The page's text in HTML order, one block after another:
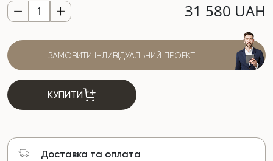
31 580 UAH
ЗАМОВИТИ ІНДИВІДУАЛЬНИЙ ПРОЕКТ
КУПИТИ
Доставка та оплата